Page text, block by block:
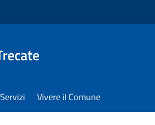
Servizi Vivere il Comune